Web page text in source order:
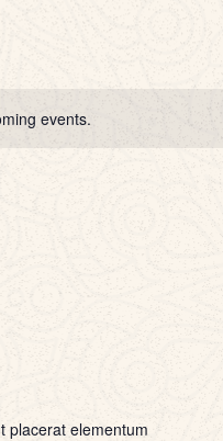
events.
placerat elementum